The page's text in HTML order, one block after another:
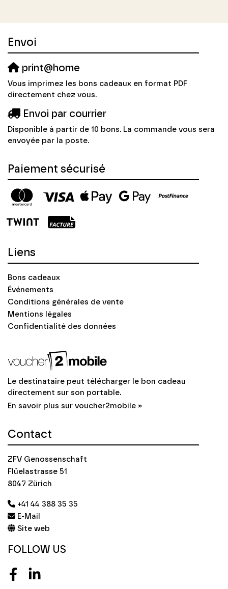
Envoi
print@home
Vous imprimez les bons cadeaux en format PDF
directement chez vous.
Envoi par courrier
Disponible à partir de 10 bons. La commande vous sera
envoyée par la poste.
Paiement sécurisé
Liens
Bons cadeaux
Événements
Conditions générales de vente
Mentions légales
Confidentialité des données
Le destinataire peut télécharger le bon cadeau
directement sur son portable.
En savoir plus sur voucher2mobile »
Contact
ZFV Genossenschaft
Flüelastrasse 51
8047 Zürich
+41 44 388 35 35
E-Mail
Site web
FOLLOW US
FacebookLinkedIn